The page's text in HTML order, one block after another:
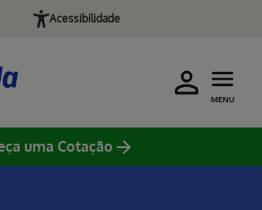
Acessibilidade
MENU
uma Cotação